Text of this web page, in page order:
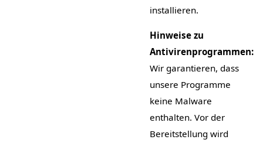
installieren.
Hinweise zu
Antivirenprogrammen:
Wir garantieren, dass
unsere Programme
keine Malware
enthalten. Vor der
Bereitstellung wird